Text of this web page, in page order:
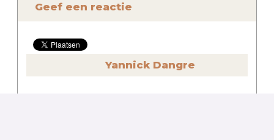
Geef een reactie
Yannick Dangre